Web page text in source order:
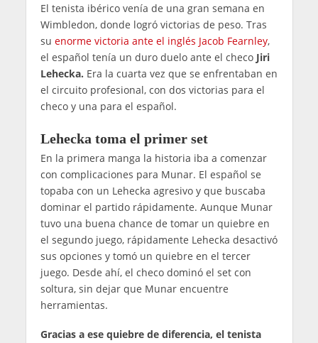
El tenista ibérico venía de una gran semana en
Wimbledon, donde logró victorias de peso. Tras
su enorme victoria ante el inglés Jacob Fearnley,
el español tenía un duro duelo ante el checo Jiri
Lehecka. Era la cuarta vez que se enfrentaban en
el circuito profesional, con dos victorias para el
checo y una para el español.
Lehecka toma el primer set
En la primera manga la historia iba a comenzar
con complicaciones para Munar. El español se
topaba con un Lehecka agresivo y que buscaba
dominar el partido rápidamente. Aunque Munar
tuvo una buena chance de tomar un quiebre en
el segundo juego, rápidamente Lehecka desactivó
sus opciones y tomó un quiebre en el tercer
juego. Desde ahí, el checo dominó el set con
soltura, sin dejar que Munar encuentre
herramientas.
Gracias a ese quiebre de diferencia, el tenista